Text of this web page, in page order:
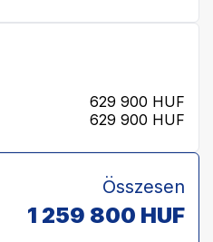
629 900 HUF
629 900 HUF
Összesen
1 259 800 HUF